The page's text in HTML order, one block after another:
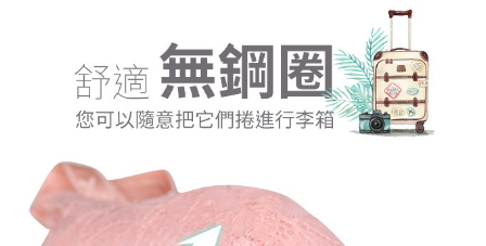
transaksi Gogo, selepas pengesahan nombor telefon, pilih bilangan
ansuran yang diingini, tarikh akhir pembayaran, dan setelah
mengesahkan pembayaran, transaksi akan selesai.
3. Jumlah kelulusan sebenar, bilangan ansuran dan jumlah bayaran
adalah berdasarkan halaman pengesahan transaksi seterusnya.
4. Dalam masa 30 minit selepas pesanan ditubuhkan, jika tidak pergi
untuk mengesahkan transaksi atau jika tidak lulus semakan, pesanan
semakan khusus" yang tidak lulus, ini menunjukkan bahawa sistem
penilaian tidak mencukupi, tiada penjelasan mengenai kandungan
penilaian boleh diberikan.